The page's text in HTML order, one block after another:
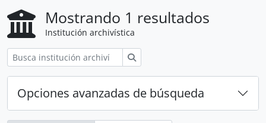
Mostrando 1 resultados
Institución archivística
Opciones avanzadas de búsqueda